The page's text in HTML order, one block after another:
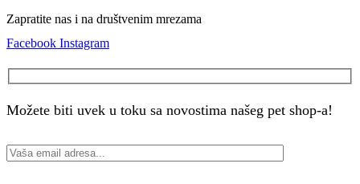
Zapratite nas i na društvenim mrezama
Facebook Instagram
Možete biti uvek u toku sa novostima našeg pet shop-a!